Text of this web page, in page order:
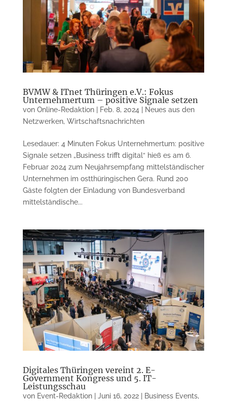
BVMW & ITnet Thüringen e.V.: Fokus
Unternehmertum – positive Signale setzen
von Online-Redaktion| Feb. 8, 2024|
Neues aus den
Netzwerken, Wirtschaftsnachrichten
Lesedauer: 4 Minuten Fokus Unternehmertum: positive
Signale setzen „Business trifft digital“ hieß es am 6.
Februar 2024 zum Neujahrsempfang mittelständischer
Unternehmen im ostthüringischen Gera. Rund 200
Gäste folgten der Einladung von Bundesverband
mittelständische...
Digitales Thüringen vereint 2. E-
Government Kongress und 5. IT-
Leistungsschau
von Event-Redaktion| Juni 16, 2022| Business Events,